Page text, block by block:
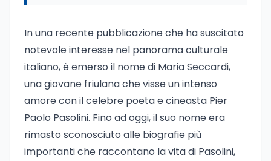
In una recente pubblicazione che ha suscitato
notevole interesse nel panorama culturale
italiano, è emerso il nome di Maria Seccardi,
una giovane friulana che visse un intenso
amore con il celebre poeta e cineasta Pier
Paolo Pasolini. Fino ad oggi, il suo nome era
rimasto sconosciuto alle biografie più
importanti che raccontano la vita di Pasolini,